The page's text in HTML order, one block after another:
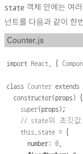
s
state객체 안에는 여
넌트를 다음과 같이 한
Counter.js
import React {
class Counter extends
constructor(props) {
super(props);
// state의 초깃값
this state = {
      number
: 0